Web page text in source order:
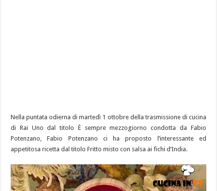
Nella puntata odierna di martedì 1 ottobre della trasmissione di cucina
di Rai Uno dal titolo È sempre mezzogiorno condotta da Fabio
Potenzano, Fabio Potenzano ci ha proposto l’interessante ed
appetitosa ricetta dal titolo Fritto misto con salsa ai fichi d’India.